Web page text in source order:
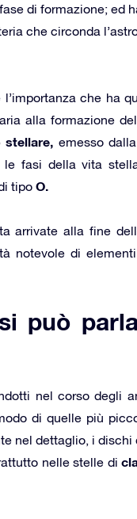
di formazione; ed
che circonda
che ha
alla formazione
stellare, emesso
fasi della vita
tipo O.
arrivate alla fine
notevole di
può
nel corso degli
di quelle più
nel dettaglio, i
nelle stelle di